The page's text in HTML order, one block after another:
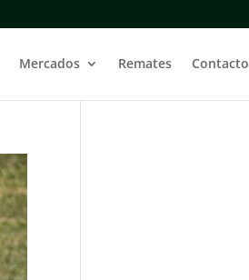
Mercados Remates Contacto